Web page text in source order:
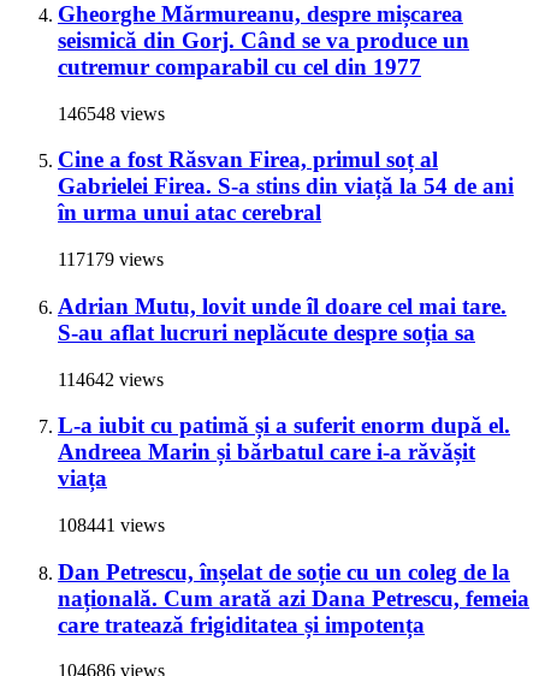
Gheorghe Mărmureanu, despre mișcarea
seismică din Gorj. Când se va produce un
cutremur comparabil cu cel din 1977
146548 views
Cine a fost Răsvan Firea, primul soț al
Gabrielei Firea. S-a stins din viață la 54 de ani
în urma unui atac cerebral
117179 views
Adrian Mutu, lovit unde îl doare cel mai tare.
S-au aflat lucruri neplăcute despre soția sa
114642 views
L-a iubit cu patimă și a suferit enorm după el.
Andreea Marin și bărbatul care i-a răvășit
viața
108441 views
Dan Petrescu, înșelat de soție cu un coleg de la
națională. Cum arată azi Dana Petrescu, femeia
care tratează frigiditatea și impotența
104686 views